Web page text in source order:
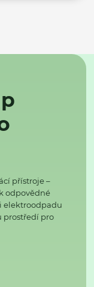
přístroje –
odpovědné
elektroodpadu
prostředí pro